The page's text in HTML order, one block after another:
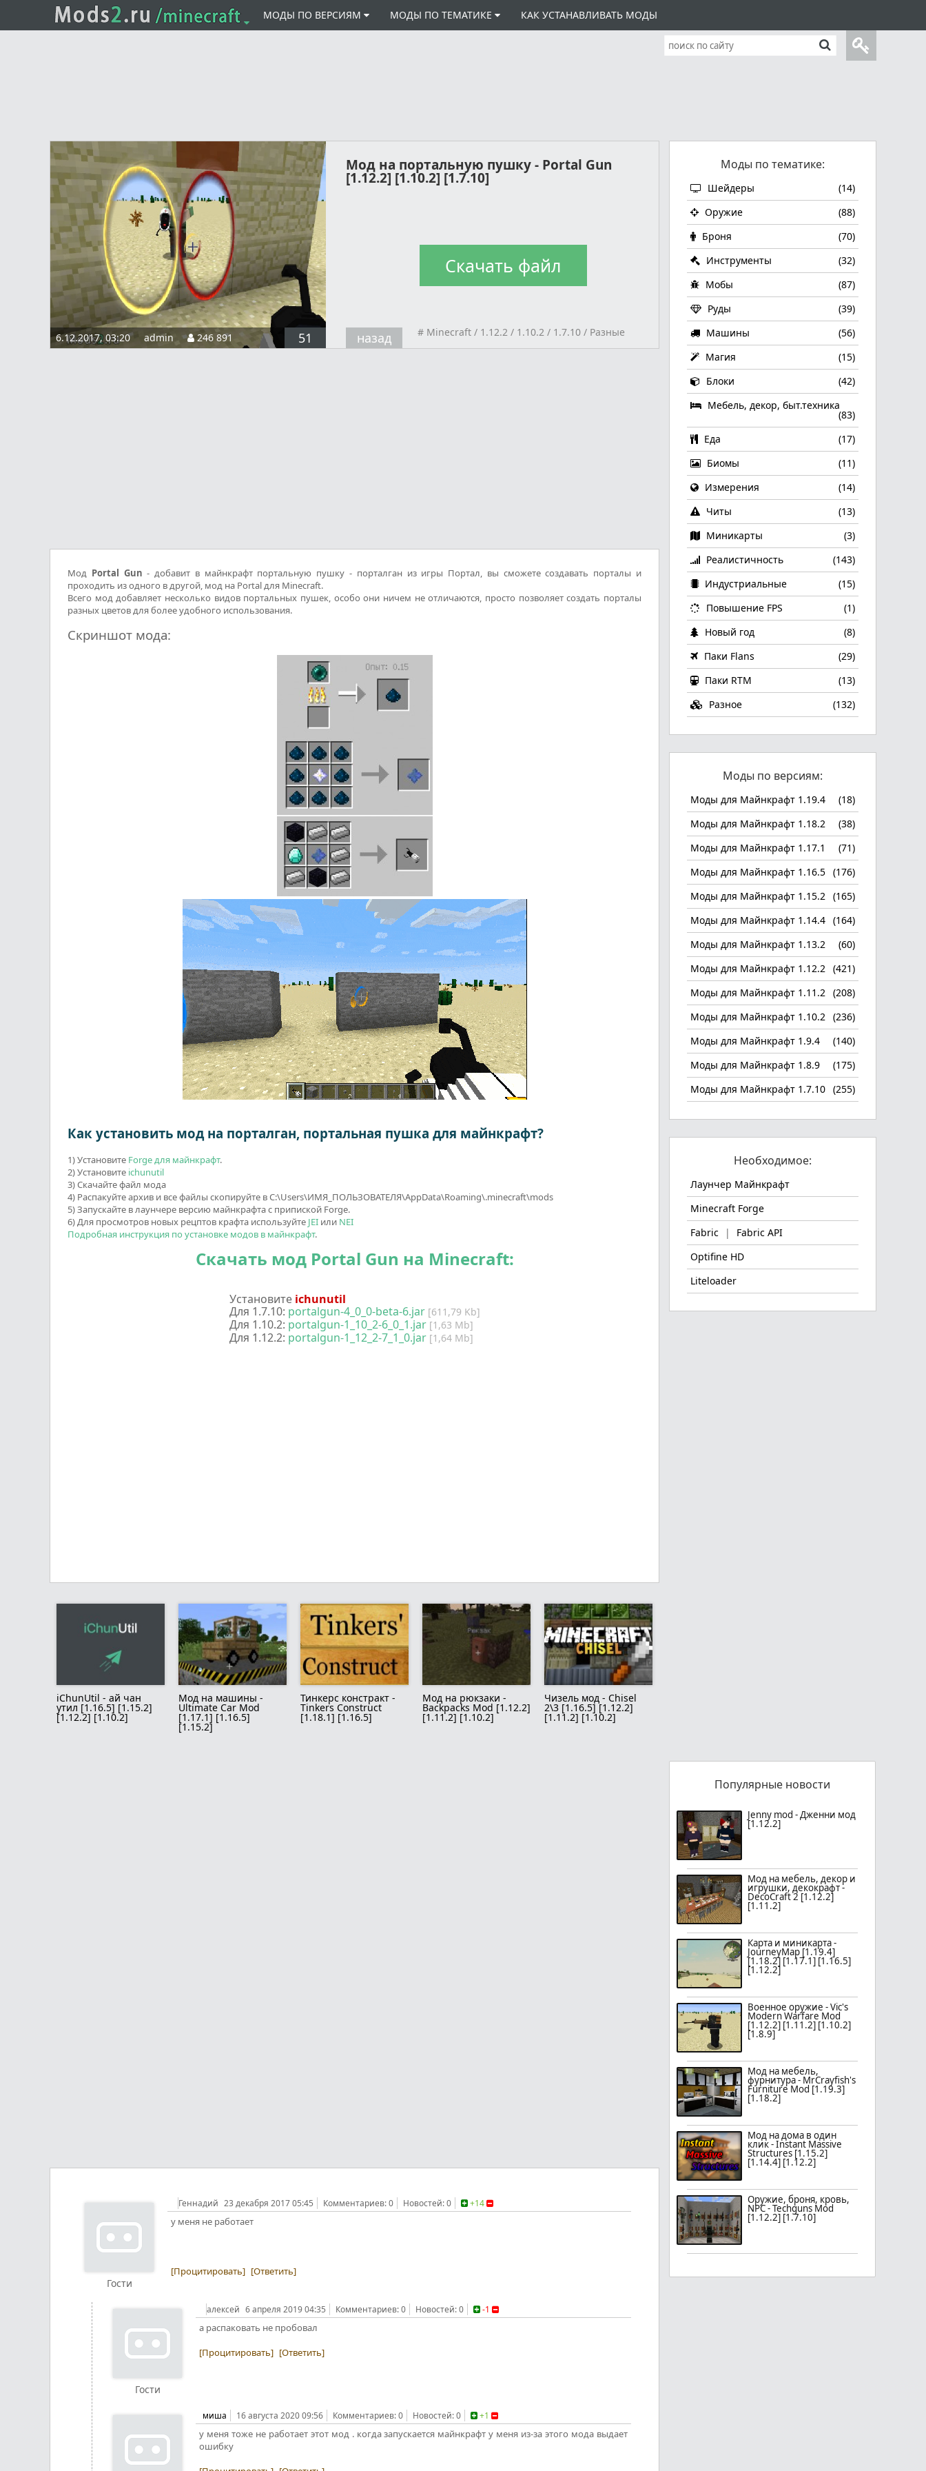
МОДЫ ПО ВЕРСИЯМ МОДЫ ПО ТЕМАТИКЕ КАК УСТАНАВЛИВАТЬ МОДЫ
6.12.2017, 03:20 admin 246 891 51
Мод на портальную пушку - Portal Gun
[1.12.2] [1.10.2] [1.7.10]
Скачать файл
назад # Minecraft/ 1.12.2/ 1.10.2/ 1.7.10/ Разные
Мод Portal Gun - добавит в майнкрафт портальную пушку - порталган из игры Портал, вы сможете создавать порталы и
проходить из одного в другой, мод на Portal для Minecraft.
Всего мод добавляет несколько видов портальных пушек, особо они ничем не отличаются, просто позволяет создать порталы
разных цветов для более удобного использования.
Скриншот мода:
Как установить мод на порталган, портальная пушка для майнкрафт?
1) Установите Forge для майнкрафт.
2) Установите ichunutil
3) Скачайте файл мода
4) Распакуйте архив и все файлы скопируйте в C:\Users\ИМЯ_ПОЛЬЗОВАТЕЛЯ\AppData\Roaming\.minecraft\mods
5) Запускайте в лаунчере версию майнкрафта с припиской Forge.
6) Для просмотров новых рецптов крафта используйте JEI или NEI
Подробная инструкция по установке модов в майнкрафт.
Скачать мод Portal Gun на Minecraft:
Установите ichunutil
Для 1.7.10: portalgun-4_0_0-beta-6.jar [611,79 Kb]
Для 1.10.2: portalgun-1_10_2-6_0_1.jar [1,63 Mb]
Для 1.12.2: portalgun-1_12_2-7_1_0.jar [1,64 Mb]
iChunUtil - ай чан
утил [1.16.5] [1.15.2]
[1.12.2] [1.10.2]
Мод на машины -
Ultimate Car Mod
[1.17.1] [1.16.5]
[1.15.2]
Тинкерс констракт -
Tinkers Construct
[1.18.1] [1.16.5]
Мод на рюкзаки -
Backpacks Mod [1.12.2]
[1.11.2] [1.10.2]
Чизель мод - Chisel
2\3 [1.16.5] [1.12.2]
[1.11.2] [1.10.2]
Гости
Геннадий 23 декабря 2017 05:45 Комментариев: 0 Новостей: 0 +14
у меня не работает
[Процитировать] [Ответить]
Гости
алексей 6 апреля 2019 04:35 Комментариев: 0 Новостей: 0 -1
а распаковать не пробовал
[Процитировать] [Ответить]
миша 16 августа 2020 09:56 Комментариев: 0 Новостей: 0 +1
у меня тоже не работает этот мод . когда запускается майнкрафт у меня из-за этого мода выдает
ошибку
Моды по тематике:
Шейдеры
(14)
Оружие
(88)
Броня
(70)
Инструменты
(32)
Мобы
(87)
Руды
(39)
Машины
(56)
Магия
(15)
Блоки
(42)
Мебель, декор, быт.техника
(83)
Еда
(17)
Биомы
(11)
Измерения
(14)
Читы
(13)
Миникарты
(3)
Реалистичность
(143)
Индустриальные
(15)
Повышение FPS
(1)
Новый год
(8)
Паки Flans
(29)
Паки RTM
(13)
Разное
(132)
Моды по версиям:
Моды для Майнкрафт 1.19.4
(18)
Моды для Майнкрафт 1.18.2
(38)
Моды для Майнкрафт 1.17.1
(71)
Моды для Майнкрафт 1.16.5 (176)
Моды для Майнкрафт 1.15.2 (165)
Моды для Майнкрафт 1.14.4 (164)
Моды для Майнкрафт 1.13.2
(60)
Моды для Майнкрафт 1.12.2 (421)
Моды для Майнкрафт 1.11.2 (208)
Моды для Майнкрафт 1.10.2 (236)
Моды для Майнкрафт 1.9.4
(140)
Моды для Майнкрафт 1.8.9
(175)
Моды для Майнкрафт 1.7.10 (255)
Необходимое:
Лаунчер Майнкрафт
Minecraft Forge
Fabric
|
Fabric API
Optifine HD
Liteloader
Популярные новости
Jenny mod - Дженни мод
[1.12.2]
Мод на мебель, декор и
игрушки, декокрафт -
DecoCraft 2 [1.12.2]
[1.11.2]
Карта и миникарта -
JourneyMap [1.19.4]
[1.18.2] [1.17.1] [1.16.5]
[1.12.2]
Военное оружие - Vic's
Modern Warfare Mod
[1.12.2] [1.11.2] [1.10.2]
[1.8.9]
Мод на мебель,
фурнитура - MrCrayfish's
Furniture Mod [1.19.3]
[1.18.2]
Мод на дома в один
клик - Instant Massive
Structures [1.15.2]
[1.14.4] [1.12.2]
Оружие, броня, кровь,
NPC - Techguns Mod
[1.12.2] [1.7.10]